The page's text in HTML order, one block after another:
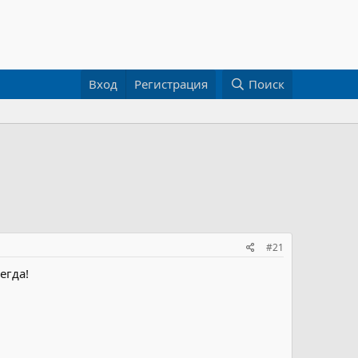
Вход Регистрация Поиск
#21